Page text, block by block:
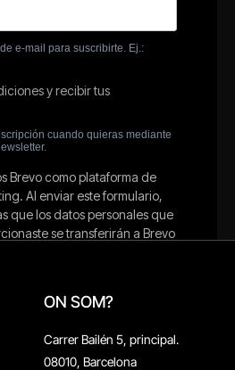
ON SOM?
Carrer Bailén 5, principal.
08010, Barcelona